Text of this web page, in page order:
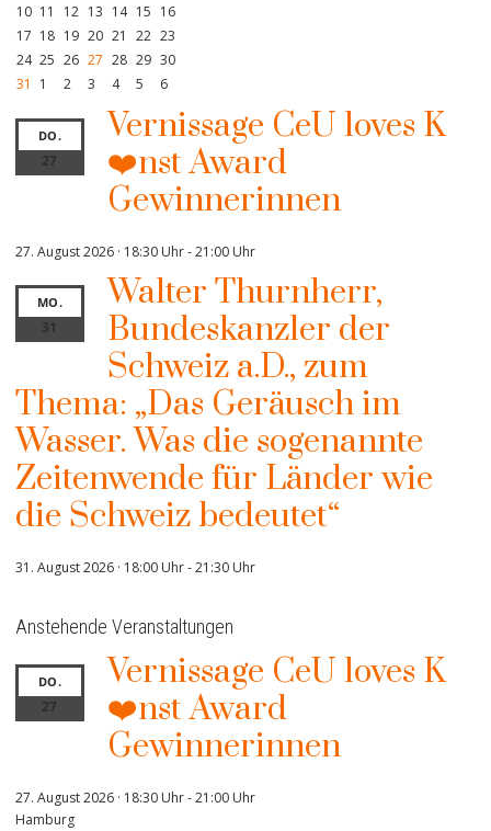
10 11 12 13 14 15 16
17 18 19 20 21 22 23
24 25 26 27 28 29 30
31
1 2 3 4 5 6
DO.
27
Vernissage CeU loves K
❤️nst Award
Gewinnerinnen
27. August 2026 · 18:30 Uhr-21:00 Uhr
MO.
31
Walter Thurnherr,
Bundeskanzler der
Schweiz a.D., zum
Thema: „Das Geräusch im
Wasser. Was die sogenannte
Zeitenwende für Länder wie
die Schweiz bedeutet“
31. August 2026 · 18:00 Uhr-21:30 Uhr
Anstehende Veranstaltungen
DO.
27
Vernissage CeU loves K
❤️nst Award
Gewinnerinnen
27. August 2026 · 18:30 Uhr-21:00 Uhr
Hamburg